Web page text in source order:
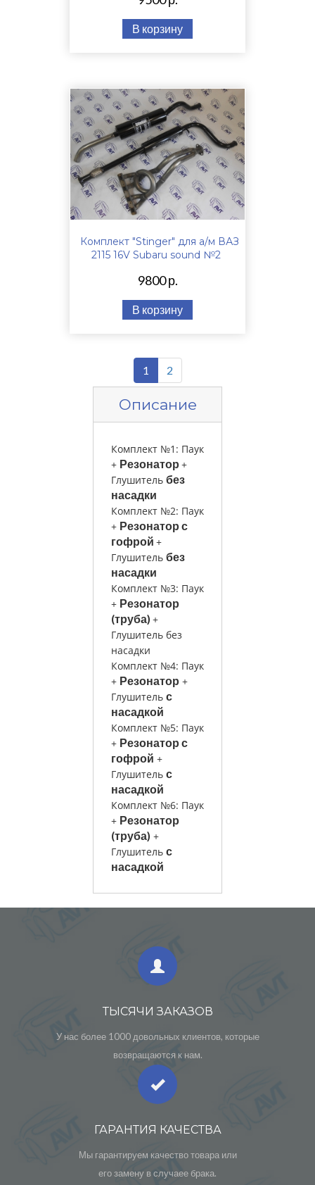
В корзину
Комплект "Stinger" для а/м ВАЗ
2115 16V Subaru sound №2
9800 р.
В корзину
1 2
Описание
Комплект №1: Паук
+ Резонатор +
Глушитель без
насадки
Комплект №2: Паук
+ Резонатор с
гофрой +
Глушитель без
насадки
Комплект №3: Паук
+ Резонатор
(труба) +
Глушитель без
насадки
Комплект №4: Паук
+ Резонатор +
Глушитель с
насадкой
Комплект №5: Паук
+ Резонатор с
гофрой +
Глушитель с
насадкой
Комплект №6: Паук
+ Резонатор
(труба) +
Глушитель с
насадкой
ТЫСЯЧИ ЗАКАЗОВ
У нас более 1000 довольных клиентов, которые
возвращаются к нам.
ГАРАНТИЯ КАЧЕСТВА
Мы гарантируем качество товара или
его замену в случаее брака.